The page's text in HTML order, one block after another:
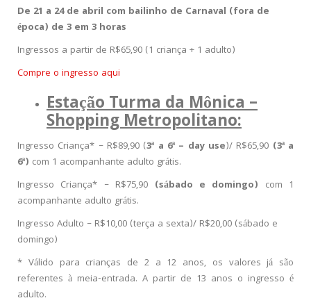
De 21 a 24 de abril com bailinho de Carnaval (fora de
época) de 3 em 3 horas
Ingressos a partir de R$65,90 (1 criança + 1 adulto)
Compre o ingresso aqui
Estação Turma da Mônica –
Shopping Metropolitano:
Ingresso Criança* – R$89,90 (3ª a 6ª – day use)/ R$65,90 (3ª a
6ª) com 1 acompanhante adulto grátis.
Ingresso Criança* – R$75,90 (sábado e domingo) com 1
acompanhante adulto grátis.
Ingresso Adulto – R$10,00 (terça a sexta)/ R$20,00 (sábado e
domingo)
* Válido para crianças de 2 a 12 anos, os valores já são
referentes à meia-entrada. A partir de 13 anos o ingresso é
adulto.